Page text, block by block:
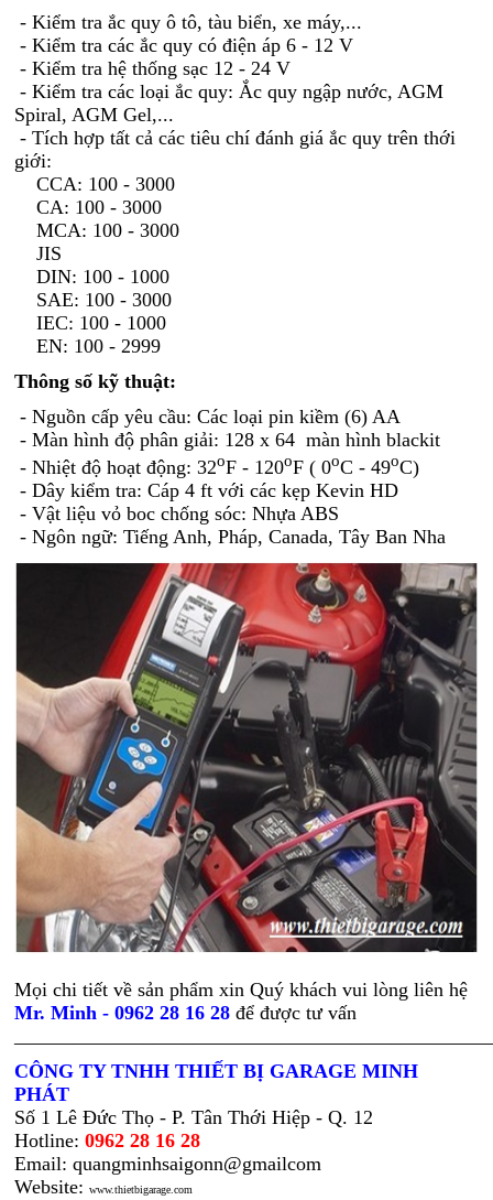
- Kiểm tra ắc quy ô tô, tàu biển, xe máy,...
- Kiểm tra các ắc quy có điện áp 6 - 12 V
- Kiểm tra hệ thống sạc 12 - 24 V
- Kiểm tra các loại ắc quy: Ắc quy ngập nước, AGM
Spiral, AGM Gel,...
- Tích hợp tất cả các tiêu chí đánh giá ắc quy trên thới
giới:
CCA: 100 - 3000
CA: 100 - 3000
MCA: 100 - 3000
JIS
DIN: 100 - 1000
SAE: 100 - 3000
IEC: 100 - 1000
EN: 100 - 2999
Thông số kỹ thuật:
- Nguồn cấp yêu cầu: Các loại pin kiềm (6) AA
- Màn hình độ phân giải: 128 x 64 màn hình blackit
- Nhiệt độ hoạt động: 32oF - 120oF ( 0oC - 49oC)
- Dây kiểm tra: Cáp 4 ft với các kẹp Kevin HD
- Vật liệu vỏ boc chống sóc: Nhựa ABS
- Ngôn ngữ: Tiếng Anh, Pháp, Canada, Tây Ban Nha
Mọi chi tiết về sản phẩm xin Quý khách vui lòng liên hệ
Mr. Minh - 0962 28 16 28 để được tư vấn
CÔNG TY TNHH THIẾT BỊ GARAGE MINH
PHÁT
Số 1 Lê Đức Thọ - P. Tân Thới Hiệp - Q. 12
Hotline:0962 28 16 28
Email: quangminhsaigonn@gmailcom
Website:www.thietbigarage.com